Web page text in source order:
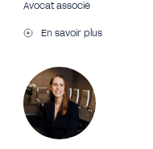
Avocat associé
En savoir plus